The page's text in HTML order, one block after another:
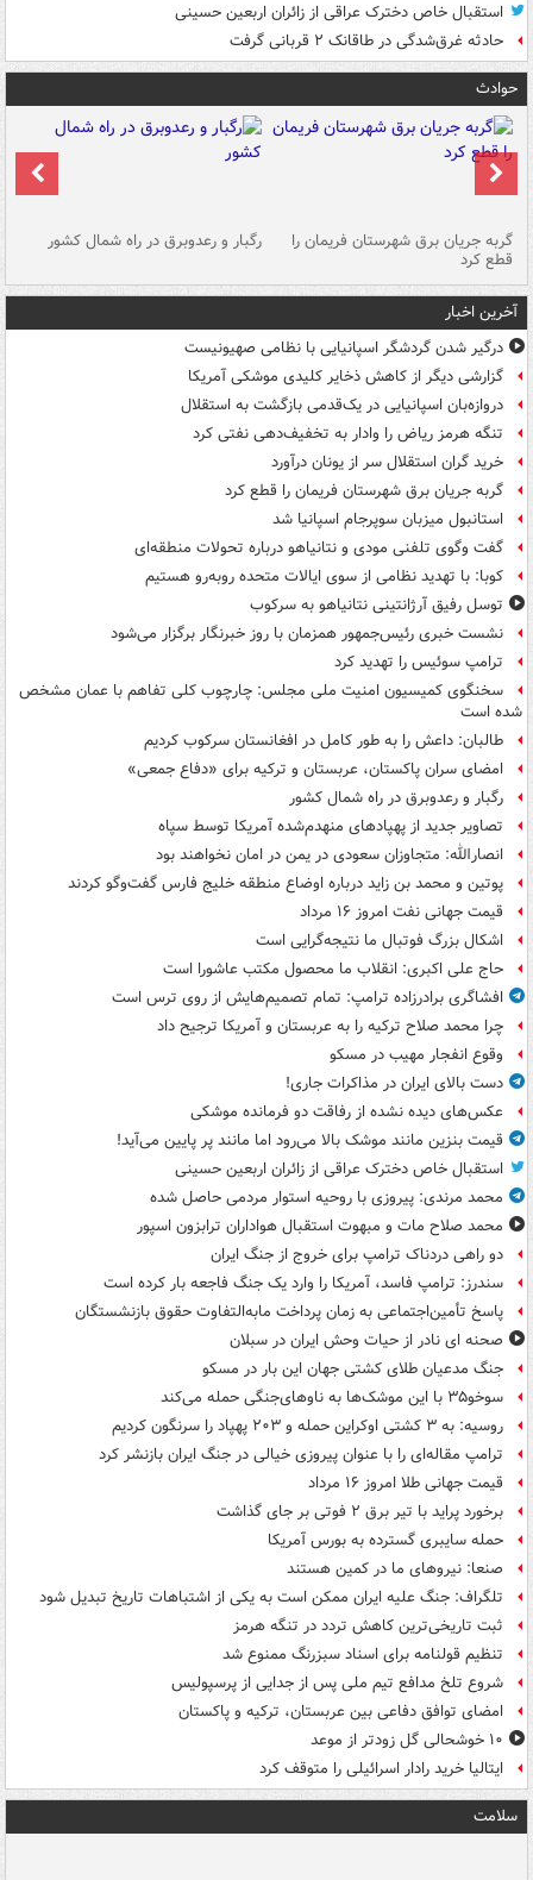
استقبال خاص دخترک عراقی از زائران اربعین حسینی
حادثه غرق‌شدگی در طاقانک ۲ قربانی گرفت
حوادث
گربه جریان برق شهرستان فریمان را
قطع کرد
رگبار و رعدوبرق در راه شمال کشور
آخرین اخبار
درگیر شدن گردشگر اسپانیایی با نظامی صهیونیست
گزارشی دیگر از کاهش ذخایر کلیدی موشکی آمریکا
دروازه‌بان اسپانیایی در یک‌قدمی بازگشت به استقلال
تنگه هرمز ریاض را وادار به تخفیف‌دهی نفتی کرد
خرید گران استقلال سر از یونان درآورد
گربه جریان برق شهرستان فریمان را قطع کرد
استانبول میزبان سوپرجام اسپانیا شد
گفت وگوی تلفنی مودی و نتانیاهو درباره تحولات منطقه‌ای
کوبا: با تهدید نظامی از سوی ایالات متحده روبه‌رو هستیم
توسل رفیق آرژانتینی نتانیاهو به سرکوب
نشست خبری رئیس‌جمهور همزمان با روز خبرنگار برگزار می‌شود
ترامپ سوئیس را تهدید کرد
سخنگوی کمیسیون امنیت ملی مجلس: چارچوب کلی تفاهم با عمان مشخص
شده است
طالبان: داعش را به طور کامل در افغانستان سرکوب کردیم
امضای سران پاکستان، عربستان و ترکیه برای «دفاع جمعی»
رگبار و رعدوبرق در راه شمال کشور
تصاویر جدید از پهپادهای منهدم‌شده آمریکا توسط سپاه
انصارالله: متجاوزان سعودی در یمن در امان نخواهند بود
پوتین و محمد بن زاید درباره اوضاع منطقه خلیج فارس گفت‌وگو کردند
قیمت جهانی نفت امروز ۱۶ مرداد
اشکال بزرگ فوتبال ما نتیجه‌گرایی است
حاج علی اکبری: انقلاب ما محصول مکتب عاشورا است
افشاگری برادرزاده ترامپ: تمام تصمیم‌هایش از روی ترس است
چرا محمد صلاح ترکیه را به عربستان و آمریکا ترجیح داد
وقوع انفجار مهیب در مسکو
دست بالای ایران در مذاکرات جاری!
عکس‌های دیده نشده از رفاقت دو فرمانده‌ موشکی
قیمت بنزین مانند موشک بالا می‌رود اما مانند پر پایین می‌آید!
استقبال خاص دخترک عراقی از زائران اربعین حسینی
محمد مرندی: پیروزی با روحیه استوار مردمی حاصل شده
محمد صلاح مات و مبهوت استقبال هواداران ترابزون اسپور
دو راهی دردناک ترامپ برای خروج از جنگ ایران
سندرز: ترامپ فاسد، آمریکا را وارد یک جنگ فاجعه بار کرده است
پاسخ تأمین‌اجتماعی به زمان پرداخت مابه‌التفاوت حقوق بازنشستگان
صحنه ای نادر از حیات وحش ایران در سبلان
جنگ مدعیان طلای کشتی جهان این بار در مسکو
سوخو۳۵ با این موشک‌ها به ناوهای‌جنگی حمله می‌کند
روسیه: به ۳ کشتی اوکراین حمله و ۲۰۳ پهپاد را سرنگون کردیم
ترامپ مقاله‌ای را با عنوان پیروزی خیالی در جنگ ایران بازنشر کرد
قیمت جهانی طلا امروز ۱۶ مرداد
برخورد پراید با تیر برق ۲ فوتی بر جای گذاشت
حمله سایبری گسترده به بورس آمریکا
صنعا: نیروهای ما در کمین‌ هستند
تلگراف: جنگ علیه ایران ممکن است به یکی از اشتباهات تاریخ تبدیل شود
ثبت تاریخی‌ترین کاهش تردد در تنگه هرمز
تنظیم قولنامه برای اسناد سبزرنگ ممنوع شد
شروع تلخ مدافع تیم ملی پس از جدایی از پرسپولیس
امضای توافق دفاعی بین عربستان، ترکیه و پاکستان
۱۰ خوشحالی گل زودتر از موعد
ایتالیا خرید رادار اسرائیلی را متوقف کرد
سلامت